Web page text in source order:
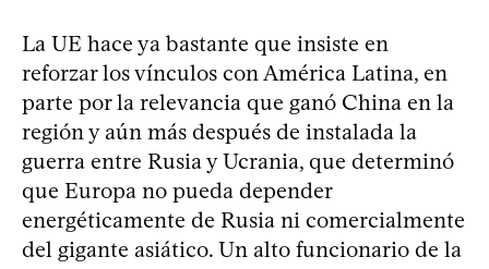
La UE hace ya bastante que insiste en
reforzar los vínculos con América Latina, en
parte por la relevancia que ganó China en la
región y aún más después de instalada la
guerra entre Rusia y Ucrania, que determinó
que Europa no pueda depender
energéticamente de Rusia ni comercialmente
del gigante asiático. Un alto funcionario de la